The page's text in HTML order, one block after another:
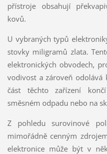
přístroje obsahují
kovů.
U vybraných typů
stovky miligramů zlata.
elektronických obvodech,
vodivost a zároveň odolává
část těchto zařízení
směsném odpadu nebo na
Z pohledu surovinové
mimořádně cenným
elektronice může být v